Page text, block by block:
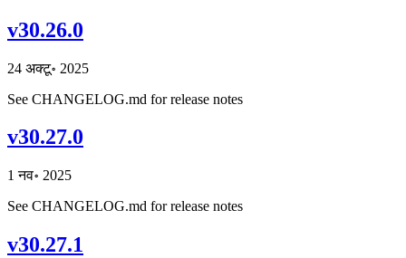
v30.26.0
24 अक्टू॰ 2025
See CHANGELOG.md for release notes
v30.27.0
1 नव॰ 2025
See CHANGELOG.md for release notes
v30.27.1